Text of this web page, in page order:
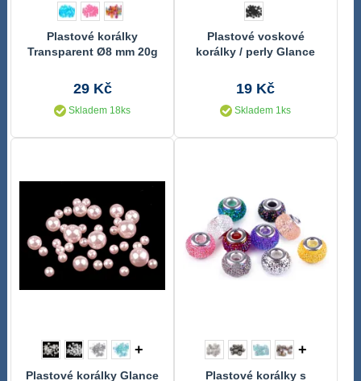
Plastové korálky
Transparent Ø8 mm 20g
29 Kč
Skladem 18ks
Plastové voskové
korálky / perly Glance
19 Kč
Skladem 1ks
+
Plastové korálky Glance
+
Plastové korálky s